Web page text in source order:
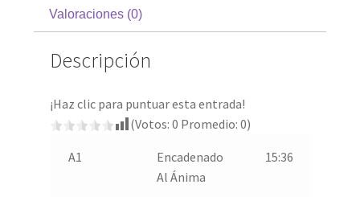
Valoraciones (0)
Descripción
¡Haz clic para puntuar esta entrada!
(Votos: 0 Promedio: 0)
A1
Encadenado
Al Ánima
15:36